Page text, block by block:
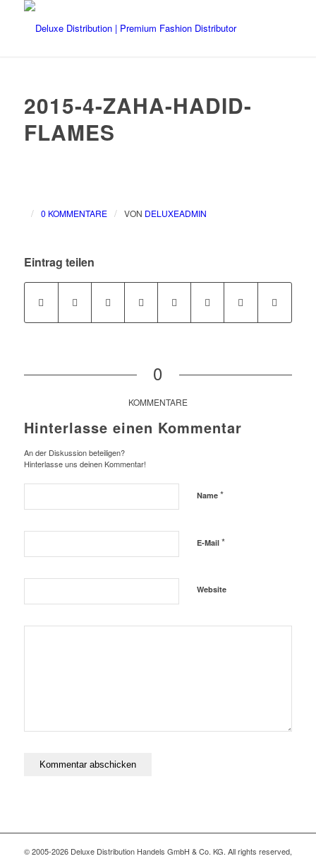
2015-4-ZAHA-HADID-
FLAMES
/ 0 KOMMENTARE / VON DELUXEADMIN
Eintrag teilen
0
KOMMENTARE
Hinterlasse einen Kommentar
An der Diskussion beteiligen?
Hinterlasse uns deinen Kommentar!
Name *
E-Mail *
Website
© 2005-2026 Deluxe Distribution Handels GmbH & Co. KG. All rights reserved,